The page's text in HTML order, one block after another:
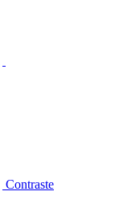
Contraste